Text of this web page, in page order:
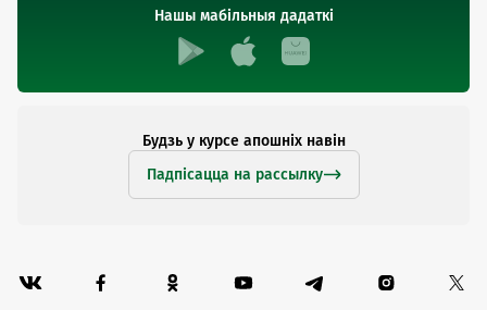
Нашы мабільныя дадаткі
Будзь у курсе апошніх навін
Падпісацца на рассылку